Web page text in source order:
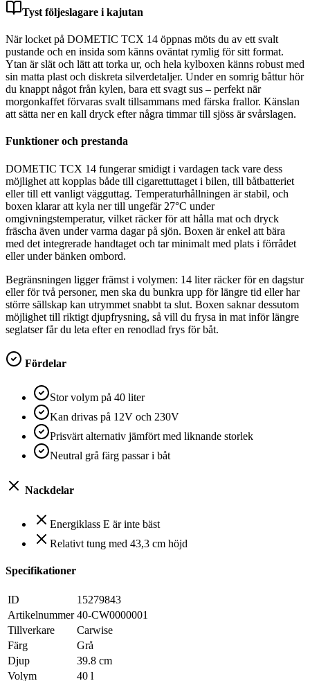
Tyst följeslagare i kajutan
När locket på DOMETIC TCX 14 öppnas möts du av ett svalt
pustande och en insida som känns oväntat rymlig för sitt format.
Ytan är slät och lätt att torka ur, och hela kylboxen känns robust med
sin matta plast och diskreta silverdetaljer. Under en somrig båttur hör
du knappt något från kylen, bara ett svagt sus – perfekt när
morgonkaffet förvaras svalt tillsammans med färska frallor. Känslan
att sätta ner en kall dryck efter några timmar till sjöss är svårslagen.
Funktioner och prestanda
DOMETIC TCX 14 fungerar smidigt i vardagen tack vare dess
möjlighet att kopplas både till cigarettuttaget i bilen, till båtbatteriet
eller till ett vanligt vägguttag. Temperaturhållningen är stabil, och
boxen klarar att kyla ner till ungefär 27°C under
omgivningstemperatur, vilket räcker för att hålla mat och dryck
fräscha även under varma dagar på sjön. Boxen är enkel att bära
med det integrerade handtaget och tar minimalt med plats i förrådet
eller under bänken ombord.
Begränsningen ligger främst i volymen: 14 liter räcker för en dagstur
eller för två personer, men ska du bunkra upp för längre tid eller har
större sällskap kan utrymmet snabbt ta slut. Boxen saknar dessutom
möjlighet till riktigt djupfrysning, så vill du frysa in mat inför längre
seglatser får du leta efter en renodlad frys för båt.
Fördelar
Stor volym på 40 liter
Kan drivas på 12V och 230V
Prisvärt alternativ jämfört med liknande storlek
Neutral grå färg passar i båt
Nackdelar
Energiklass E är inte bäst
Relativt tung med 43,3 cm höjd
Specifikationer
ID
15279843
Artikelnummer 40-CW0000001
Tillverkare
Carwise
Färg
Grå
Djup
39.8 cm
Volym
40 l